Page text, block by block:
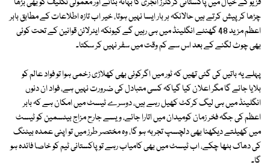
چڑھا کرپیش کرتے ہیں حالانکہ ہر بار ایسا نہیں ہوتا، خیر اب تازہ اطلاعات کے مطابق بابر
اعظم مزید 48 گھنٹے انگلینڈ میں ہی رہیں گے کیونکہ ایئرلائن قوانین کے تحت کوئی
بھی چوٹ لگنے کے بعد اس سے کم وقت میں سفر نہیں کر سکتا۔
پہلے یہ باتیں کی گئی تھیں کہ ٹور میں اگرکوئی بھی کھلاڑی زخمی ہوا تو فواد عالم کو
بلایا جائے گا مگر اعلان کیا گیاکہ کسی متبادل کی ضرورت نہیں ہے، فواد ان دنوں
انگلینڈ میں ہی لیگ کرکٹ کھیل رہے ہیں، دوسرے ٹیسٹ میں امکان ہے کہ بابر
اعظم کی جگہ فخر زمان کومیدان میں اتارا جائے، ویسے جارح مزاج بیٹسمین کو ٹیسٹ
میں کھیلتے دیکھنا بھی دلچسپ تجربہ ہو گا، وہ مختصر طرز میں تو اپنی عمدہ بیٹنگ
کی دھاک بٹھا چکے، اب ٹیسٹ میں بھی کامیاب رہے تو پاکستانی ٹیم کو خاصا فائدہ ہو
گا۔